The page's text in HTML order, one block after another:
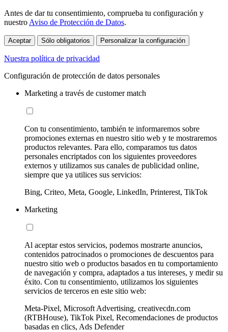
Antes de dar tu consentimiento, comprueba tu configuración y
nuestro Aviso de Protección de Datos.
Aceptar Sólo obligatorios Personalizar la configuración
Nuestra política de privacidad
Configuración de protección de datos personales
Marketing a través de customer match
Con tu consentimiento, también te informaremos sobre
promociones externas en nuestro sitio web y te mostraremos
productos relevantes. Para ello, comparamos tus datos
personales encriptados con los siguientes proveedores
externos y utilizamos sus canales de publicidad online,
siempre que ya utilices sus servicios:
Bing, Criteo, Meta, Google, LinkedIn, Printerest, TikTok
Marketing
Al aceptar estos servicios, podemos mostrarte anuncios,
contenidos patrocinados o promociones de descuentos para
nuestro sitio web o productos basados en tu comportamiento
de navegación y compra, adaptados a tus intereses, y medir su
éxito. Con tu consentimiento, utilizamos los siguientes
servicios de terceros en este sitio web:
Meta-Pixel, Microsoft Advertising, creativecdn.com
(RTBHouse), TikTok Pixel, Recomendaciones de productos
basadas en clics, Ads Defender